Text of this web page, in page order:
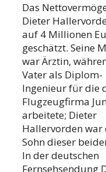
Das
Dieter
auf 4 Millionen
geschätzt. Seine
war Ärztin,
Vater als Diplom-
Ingenieur für die
Flugzeugfirma
arbeitete; Dieter
Hallervorden war
Sohn dieser
In der deutschen
Fernsehsendung